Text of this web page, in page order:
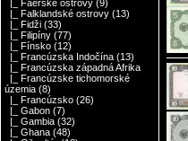
|_ Faerské ostrovy (9)
|_ Falklandské ostrovy (13)
|_ Fidži (33)
|_ Filipíny (77)
|_ Fínsko (12)
|_ Francúzska Indočína (13)
|_ Francúzska západná Afrika
|_ Francúzske tichomorské
územia (8)
|_ Francúzsko (26)
|_ Gabon (7)
|_ Gambia (32)
|_ Ghana (48)